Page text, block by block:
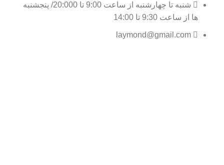
شنبه تا چهارشنبه از ساعت 9:00 تا 20:000/ پنجشنبه
ها از ساعت 9:30 تا 14:00
laymond@gmail.com